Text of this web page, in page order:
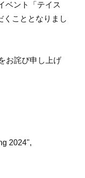
ベント「テイス
くこととなりまし
お詫び申し上げ
2024",